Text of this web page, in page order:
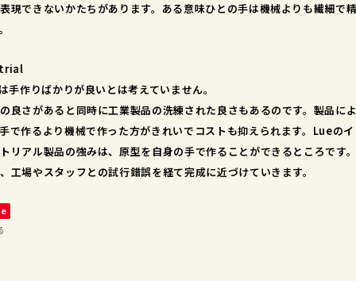
現できないかたちがあります。ある意味ひとの手は機械よりも繊細で
手作りばかりが良いとは考えていません。
良さがあると同時に工業製品の洗練された良さもあるのです。製品に
で作るより機械で作った方がきれいでコストも抑えられます。Lueのイ
リアル製品の強みは、原型を自身の手で作ることができるところです
工場やスタッフとの試行錯誤を経て完成に近づけていきます。